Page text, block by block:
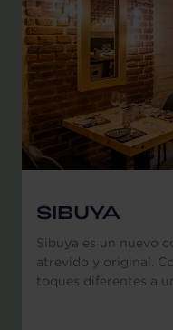
SIBUYA
Sibuya es un nuevo
atrevido y original.
toques diferentes a